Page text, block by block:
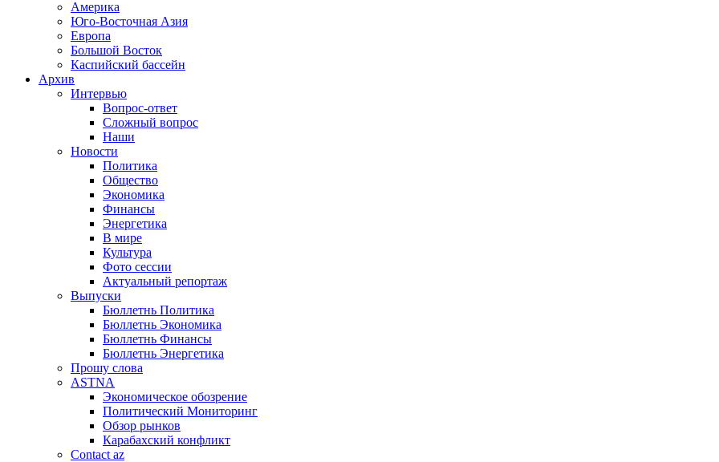
Америка
Юго-Восточная Азия
Европа
Большой Восток
Каспийский бассейн
Архив
Интервью
Вопрос-ответ
Сложный вопрос
Наши
Новости
Политика
Общество
Экономика
Финансы
Энергетика
В мире
Культура
Фото сессии
Актуальный репортаж
Выпуски
Бюллетнь Политика
Бюллетнь Экономика
Бюллетнь Финансы
Бюллетнь Энергетика
Прошу слова
ASTNA
Экономическое обозрение
Политический Мониторинг
Обзор рынков
Карабахский конфликт
Contact az